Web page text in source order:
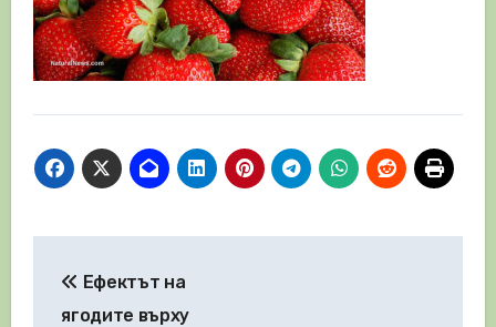
Ефектът на
ягодите върху